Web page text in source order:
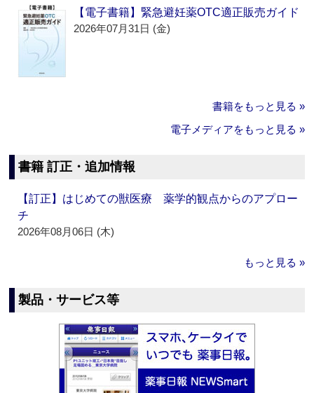
【電子書籍】緊急避妊薬OTC適正販売ガイド
2026年07月31日 (金)
書籍をもっと見る »
電子メディアをもっと見る »
書籍 訂正・追加情報
【訂正】はじめての獣医療 薬学的観点からのアプロー
チ
2026年08月06日 (木)
もっと見る »
製品・サービス等